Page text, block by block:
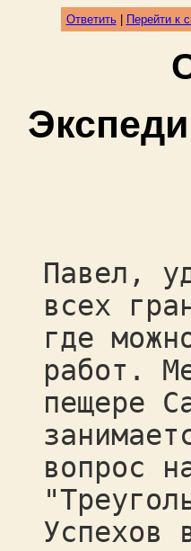
Ответить| Перейти к
Павел,
всех
где
работ.
пещере
вопрос
Успехов